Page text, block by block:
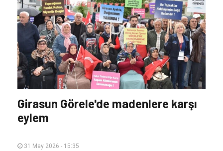
Doğa için Sanat Derneğinden Kanal
İstanbul Projesine tepki
09 June 2026 - 10:44